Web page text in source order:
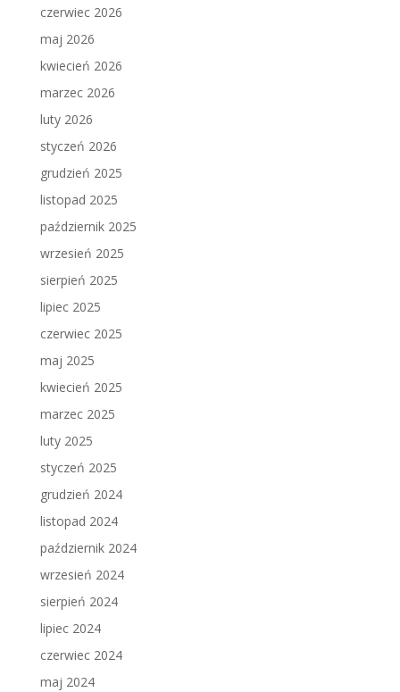
czerwiec 2026
maj 2026
kwiecień 2026
marzec 2026
luty 2026
styczeń 2026
grudzień 2025
listopad 2025
październik 2025
wrzesień 2025
sierpień 2025
lipiec 2025
czerwiec 2025
maj 2025
kwiecień 2025
marzec 2025
luty 2025
styczeń 2025
grudzień 2024
listopad 2024
październik 2024
wrzesień 2024
sierpień 2024
lipiec 2024
czerwiec 2024
maj 2024